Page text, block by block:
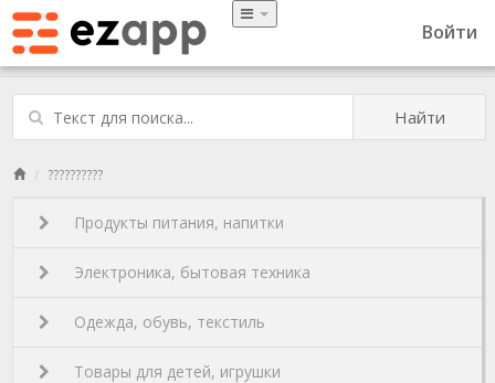
Войти
Найти
??????????
Продукты питания, напитки
Электроника, бытовая техника
Одежда, обувь, текстиль
Товары для детей, игрушки